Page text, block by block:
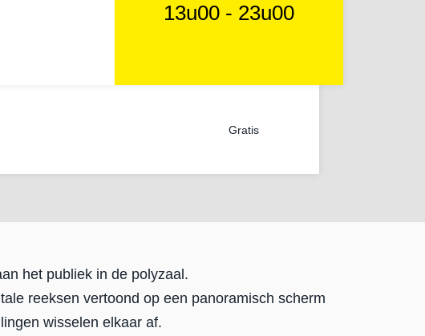
13u00 - 23u00
Gratis
het publiek in de polyzaal.
reeksen vertoond op een panoramisch scherm
wisselen elkaar af.